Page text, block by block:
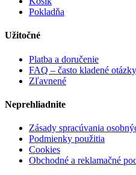
Pokladňa
Užitočné
Platba a doručenie
FAQ – často kladené otázky
Zľavnené
Neprehliadnite
Zásady spracúvania
Podmienky použitia
Cookies
Obchodné a reklamačné